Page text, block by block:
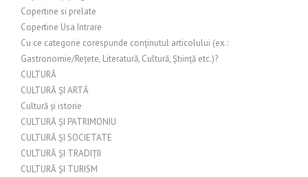
Copertine si prelate
Copertine Usa Intrare
Cu ce categorie corespunde conținutul articolului (ex.:
Gastronomie/Rețete, Literatură, Cultură, Știință etc.)?
CULTURĂ
CULTURĂ ȘI ARTĂ
Cultură și istorie
CULTURĂ ȘI PATRIMONIU
CULTURĂ ȘI SOCIETATE
CULTURĂ ȘI TRADIȚII
CULTURĂ ȘI TURISM